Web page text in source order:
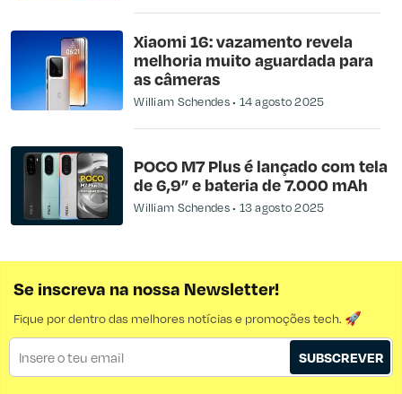
Xiaomi 16: vazamento revela
melhoria muito aguardada para
as câmeras
William Schendes 14 agosto 2025
POCO M7 Plus é lançado com tela
de 6,9” e bateria de 7.000 mAh
William Schendes 13 agosto 2025
Se inscreva na nossa Newsletter!
Fique por dentro das melhores notícias e promoções tech. 🚀
SUBSCREVER